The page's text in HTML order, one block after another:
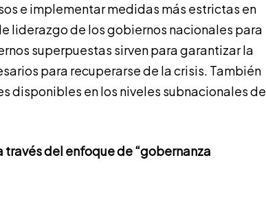
e implementar medidas más estrictas en
liderazgo de los gobiernos nacionales para
superpuestas sirven para garantizar la
para recuperarse de la crisis. También
disponibles en los niveles subnacionales de
través del enfoque de“gobernanza